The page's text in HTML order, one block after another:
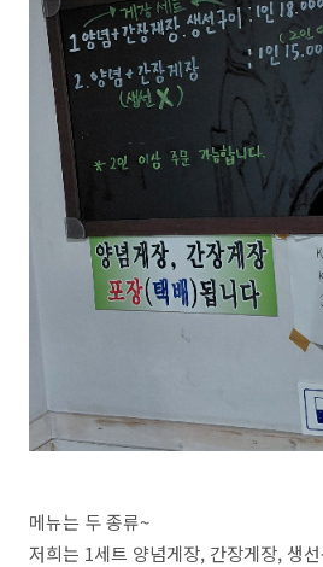
메뉴는 두 종류~
저희는 1세트 양념게장, 간장게장, 생